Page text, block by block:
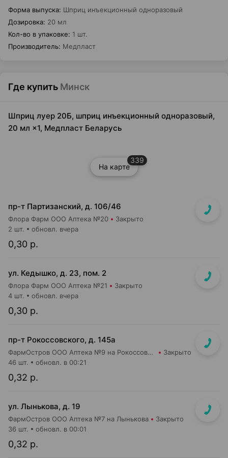
Форма выпуска: Шприц инъекционный одноразовый
Дозировка: 20 мл
Кол-во в упаковке: 1 шт.
Производитель: Медпласт
Где купить Минск
Шприц луер 20Б, шприц инъекционный одноразовый,
20 мл ×1, Медпласт Беларусь
На карте
339
пр-т Партизанский, д. 106/46
Флора Фарм ООО Аптека №20 Закрыто
0,30 р.
2 шт. обновл. вчера
ул. Кедышко, д. 23, пом. 2
Флора Фарм ООО Аптека №21 Закрыто
0,30 р.
4 шт. обновл. вчера
пр-т Рокоссовского, д. 145а
ФармОстров ООО Аптека №9 на Рокоссовского Закрыто
0,32 р.
46 шт. обновл. в 00:21
ул. Лынькова, д. 19
ФармОстров ООО Аптека №7 на Лынькова Закрыто
0,32 р.
36 шт. обновл. в 00:01